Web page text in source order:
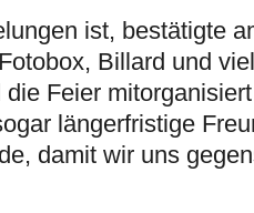
ist, bestätigte
Billard und
Feier
längerfristige
damit wir uns